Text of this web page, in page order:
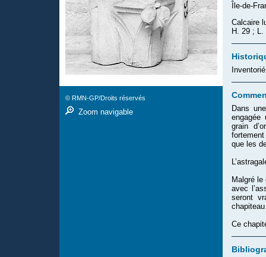
Île-de-
Calcaire
H. 29 ;
Dans
engagée
grain
que les
Malgré
avec
seront
Ce
© RMN-GP/Droits réservés
Zoom navigable